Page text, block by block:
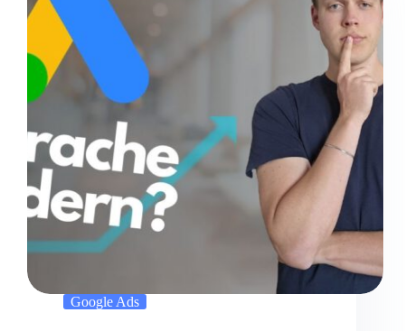
Google Ads